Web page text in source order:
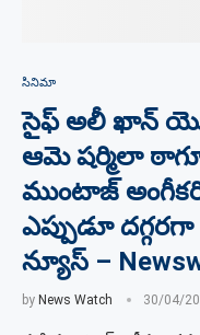
సినిమా
సైఫ్ అలీ ఖాన్
ఆమె షర్మిలా
ముంటాజ్
ఎప్పుడూ
న్యూస్ –
by News Watch 30/04/